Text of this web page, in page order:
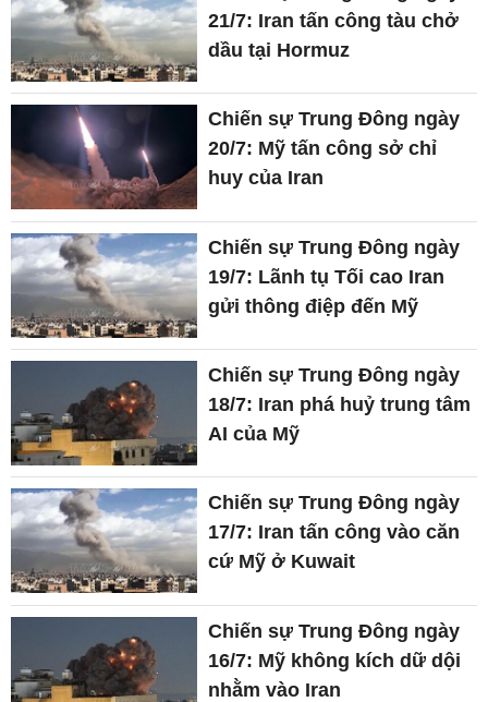
21/7: Iran tấn công tàu chở
dầu tại Hormuz
Chiến sự Trung Đông ngày
20/7: Mỹ tấn công sở chỉ
huy của Iran
Chiến sự Trung Đông ngày
19/7: Lãnh tụ Tối cao Iran
gửi thông điệp đến Mỹ
Chiến sự Trung Đông ngày
18/7: Iran phá huỷ trung tâm
AI của Mỹ
Chiến sự Trung Đông ngày
17/7: Iran tấn công vào căn
cứ Mỹ ở Kuwait
Chiến sự Trung Đông ngày
16/7: Mỹ không kích dữ dội
nhằm vào Iran